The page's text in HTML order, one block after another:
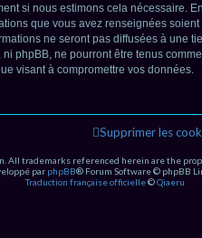
si nous estimons cela nécessaire.
que vous avez renseignées
ne seront pas diffusées à une
phpBB, ne pourront être tenus
visant à compromettre vos données.
Supprimer les
All trademarks referenced herein are the
par phpBB® Forum Software © phpBB
Traduction française officielle©Qiaeru